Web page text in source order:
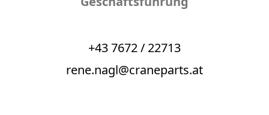
+43 7672 / 22713
rene.nagl@craneparts.at